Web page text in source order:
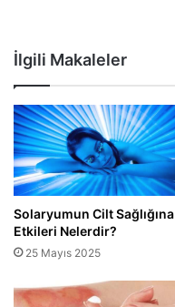
İlgili Makaleler
Solaryumun Cilt Sağlığına
Etkileri Nelerdir?
25 Mayıs 2025